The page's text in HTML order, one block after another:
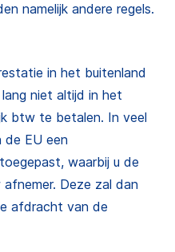
namelijk andere regels.
in het buitenland
niet altijd in het
btw te betalen. In veel
de EU een
waarbij u de
Deze zal dan
afdracht van de